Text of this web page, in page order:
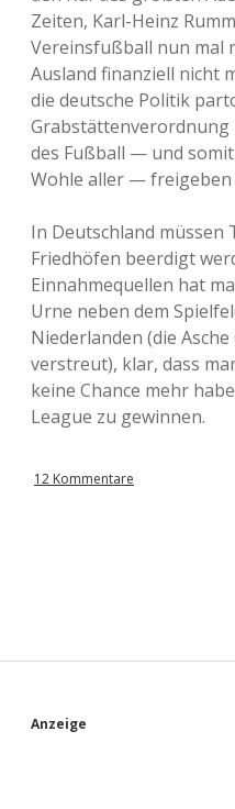
Zeiten, Karl-Heinz
Vereinsfußball nun mal
Ausland finanziell nicht
die deutsche Politik
Grabstättenverordnung
des Fußball — und
Wohle aller — freigeben
In Deutschland müssen
Friedhöfen beerdigt
Einnahmequellen hat
Urne neben dem
Niederlanden (die
verstreut), klar, dass
keine Chance mehr
League zu gewinnen.
12 Kommentare
S
Anzeige